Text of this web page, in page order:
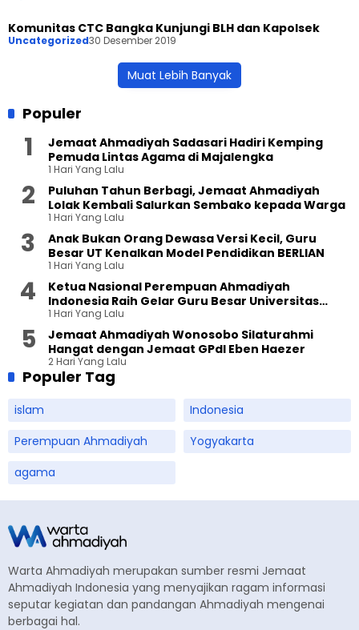
Komunitas CTC Bangka Kunjungi BLH dan Kapolsek
Uncategorized30 Desember 2019
Muat Lebih Banyak
Populer
Jemaat Ahmadiyah Sadasari Hadiri Kemping
Pemuda Lintas Agama di Majalengka
1 Hari Yang Lalu
Puluhan Tahun Berbagi, Jemaat Ahmadiyah
Lolak Kembali Salurkan Sembako kepada Warga
1 Hari Yang Lalu
Anak Bukan Orang Dewasa Versi Kecil, Guru
Besar UT Kenalkan Model Pendidikan BERLIAN
1 Hari Yang Lalu
Ketua Nasional Perempuan Ahmadiyah
Indonesia Raih Gelar Guru Besar Universitas
Terbuka
1 Hari Yang Lalu
Jemaat Ahmadiyah Wonosobo Silaturahmi
Hangat dengan Jemaat GPdI Eben Haezer
2 Hari Yang Lalu
Populer Tag
islam
Indonesia
Perempuan Ahmadiyah
Yogyakarta
agama
Warta Ahmadiyah merupakan sumber resmi Jemaat
Ahmadiyah Indonesia yang menyajikan ragam informasi
seputar kegiatan dan pandangan Ahmadiyah mengenai
berbagai hal.